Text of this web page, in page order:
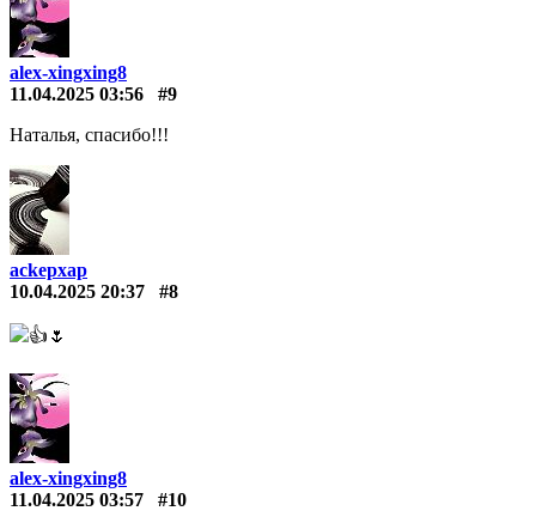
alex-xingxing8
11.04.2025 03:56
#9
Наталья, спасибо!!!
ackepxap
10.04.2025 20:37
#8
👍🌷
alex-xingxing8
11.04.2025 03:57
#10